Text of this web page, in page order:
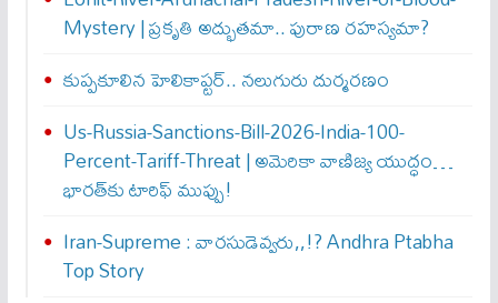
Mystery | ప్రకృతి అద్భుతమా.. పురాణ రహస్యమా?
కుప్పకూలిన హెలికాప్టర్‌.. నలుగురు దుర్మరణం
Us-Russia-Sanctions-Bill-2026-India-100-
Percent-Tariff-Threat | అమెరికా వాణిజ్య యుద్ధం…
భారత్‌కు టారిఫ్ ముప్పు!
Iran-Supreme : వార‌సుడెవ్వ‌రు,,!? Andhra Ptabha
Top Story